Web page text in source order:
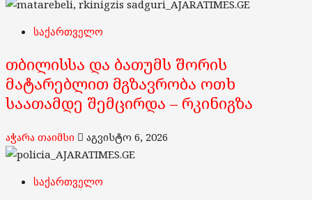
საქართველო
თბილისსა და ბათუმს შორის
მატარებლით მგზავრობა ოთხ
საათამდე შემცირდა – რკინიგზა
აჭარა თაიმსი აგვისტო 6, 2026
საქართველო